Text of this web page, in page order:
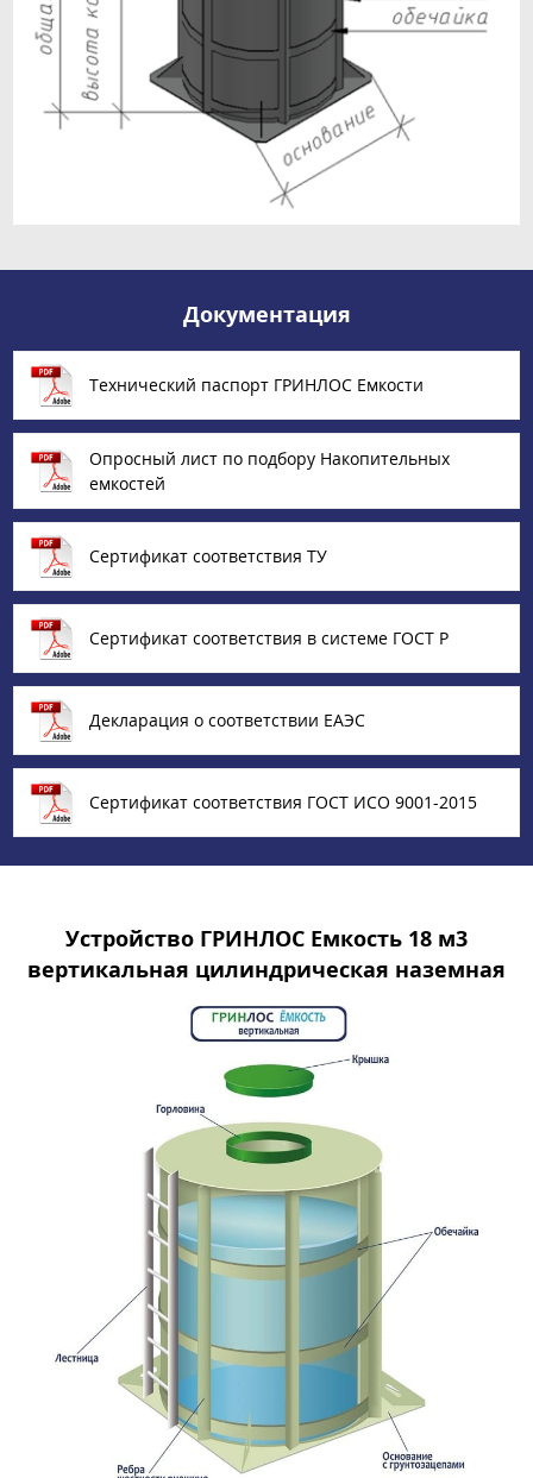
Документация
Технический паспорт ГРИНЛОС Емкости
Опросный лист по подбору Накопительных
емкостей
Сертификат соответствия ТУ
Сертификат соответствия в системе ГОСТ Р
Декларация о соответствии ЕАЭС
Сертификат соответствия ГОСТ ИСО 9001-2015
Устройство ГРИНЛОС Емкость 18 м3
вертикальная цилиндрическая наземная